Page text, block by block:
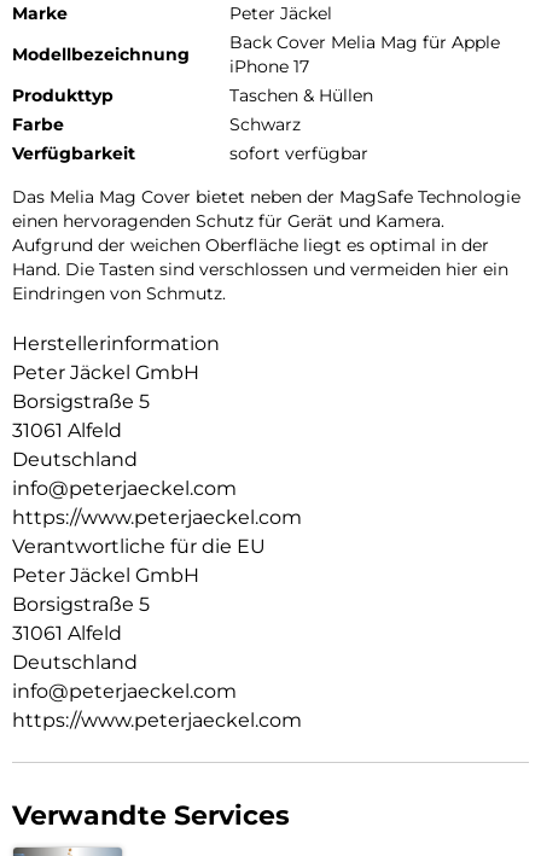
Marke
Peter Jäckel
Modellbezeichnung
Back Cover Melia Mag für Apple
iPhone 17
Produkttyp
Taschen & Hüllen
Farbe
Schwarz
Verfügbarkeit
sofort verfügbar
Das Melia Mag Cover bietet neben der MagSafe Technologie
einen hervoragenden Schutz für Gerät und Kamera.
Aufgrund der weichen Oberfläche liegt es optimal in der
Hand. Die Tasten sind verschlossen und vermeiden hier ein
Eindringen von Schmutz.
Herstellerinformation
Peter Jäckel GmbH
Borsigstraße 5
31061 Alfeld
Deutschland
info@peterjaeckel.com
https://www.peterjaeckel.com
Verantwortliche für die EU
Peter Jäckel GmbH
Borsigstraße 5
31061 Alfeld
Deutschland
info@peterjaeckel.com
https://www.peterjaeckel.com
Verwandte Services